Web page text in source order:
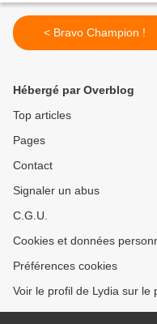
< Bravo Champion !
Hébergé par Overblog
Top articles
Pages
Contact
Signaler un abus
C.G.U.
Cookies et données
Préférences cookies
Voir le profil de Lydia sur le